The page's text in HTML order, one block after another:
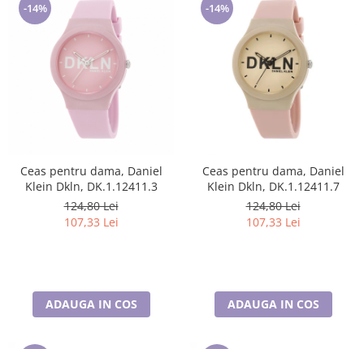
-14%
Ceas pentru dama, Daniel
Klein Dkln, DK.1.12411.3
124,80 Lei
107,33 Lei
ADAUGA IN COS
-14%
Ceas pentru dama, Daniel
Klein Dkln, DK.1.12411.7
124,80 Lei
107,33 Lei
ADAUGA IN COS